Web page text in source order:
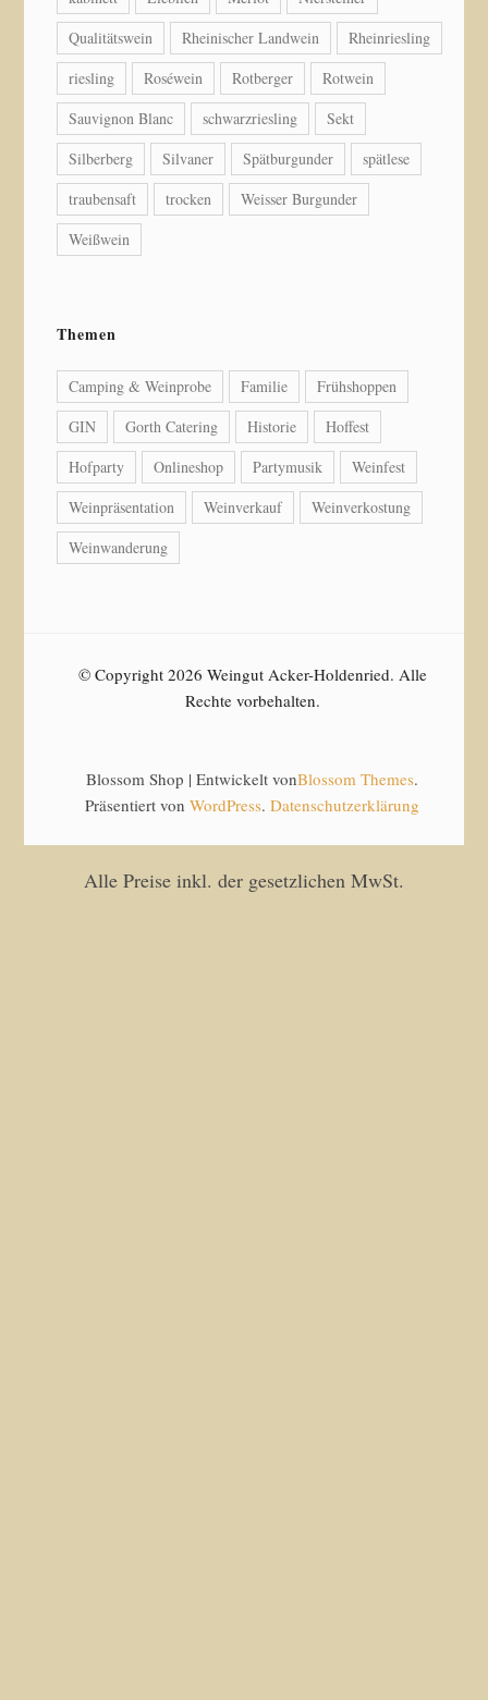
Qualitätswein
Rheinischer Landwein
Rheinriesling
riesling
Roséwein Rotberger
Rotwein
Sauvignon Blanc
schwarzriesling
Sekt
Silberberg
Silvaner Spätburgunder
spätlese
traubensaft
trocken
Weisser Burgunder
Weißwein
Themen
Camping & Weinprobe Familie
Frühshoppen
GIN
Gorth Catering Historie
Hoffest
Hofparty
Onlineshop Partymusik
Weinfest
Weinpräsentation
Weinverkauf
Weinverkostung
Weinwanderung
© Copyright 2026 Weingut Acker-Holdenried. Alle
Rechte vorbehalten.
Blossom Shop | Entwickelt vonBlossom Themes.
Präsentiert von WordPress. Datenschutzerklärung
Alle Preise inkl. der gesetzlichen MwSt.